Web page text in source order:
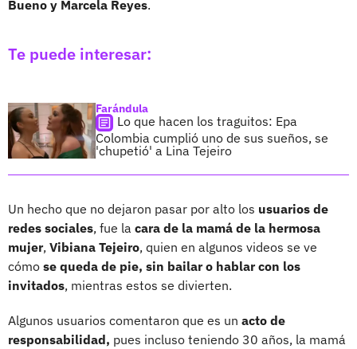
Bueno y Marcela Reyes.
Te puede interesar:
Farándula
Lo que hacen los traguitos: Epa
Colombia cumplió uno de sus sueños, se
'chupetió' a Lina Tejeiro
Un hecho que no dejaron pasar por alto los usuarios de
redes sociales, fue la cara de la mamá de la hermosa
mujer, Vibiana Tejeiro, quien en algunos videos se ve
cómo se queda de pie, sin bailar o hablar con los
invitados, mientras estos se divierten.
Algunos usuarios comentaron que es un acto de
responsabilidad, pues incluso teniendo 30 años, la mamá